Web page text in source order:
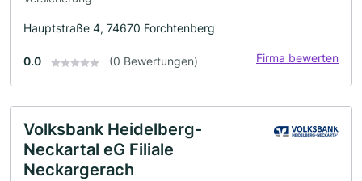
Hauptstraße 4, 74670 Forchtenberg
0.0 (0 Bewertungen) Firma bewerten
Volksbank Heidelberg-
Neckartal eG Filiale
Neckargerach